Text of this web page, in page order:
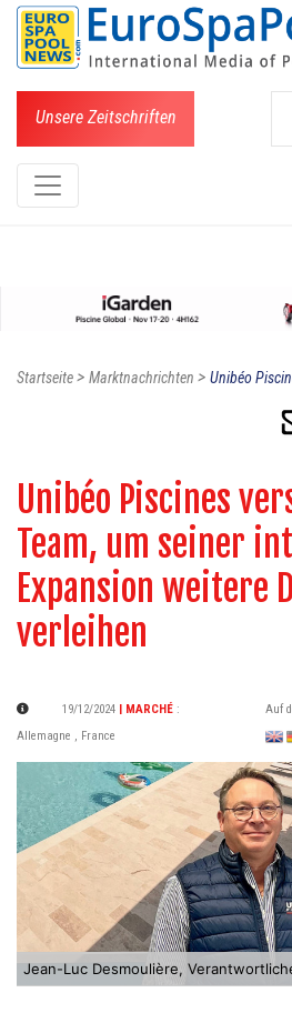
Unsere Zeitschriften
Startseite> Marktnachrichten > Unibéo
Unibéo Piscines
Team, um seiner
Expansion weitere
verleihen
19/12/2024 | MARCHÉ :
Allemagne , France
Auf
Jean-Luc Desmoulière,